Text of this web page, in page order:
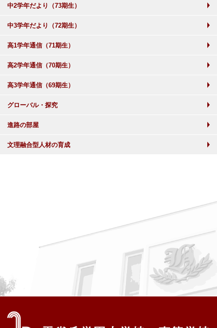
中2学年だより（73期生）
中3学年だより（72期生）
高1学年通信（71期生）
高2学年通信（70期生）
高3学年通信（69期生）
グローバル・探究
進路の部屋
文理融合型人材の育成